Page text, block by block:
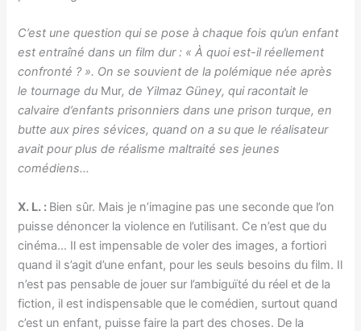
C’est une question qui se pose à chaque fois qu’un enfant
est entraîné dans un film dur : « À quoi est-il réellement
confronté ? ». On se souvient de la polémique née après
le tournage du Mur, de Yilmaz Güney, qui racontait le
calvaire d’enfants prisonniers dans une prison turque, en
butte aux pires sévices, quand on a su que le réalisateur
avait pour plus de réalisme maltraité ses jeunes
comédiens…
X. L. : Bien sûr. Mais je n’imagine pas une seconde que l’on
puisse dénoncer la violence en l’utilisant. Ce n’est que du
cinéma… Il est impensable de voler des images, a fortiori
quand il s’agit d’une enfant, pour les seuls besoins du film. Il
n’est pas pensable de jouer sur l’ambiguïté du réel et de la
fiction, il est indispensable que le comédien, surtout quand
c’est un enfant, puisse faire la part des choses. De la